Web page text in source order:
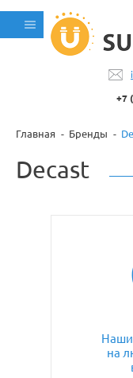
+7
Главная Бренды
Decast
Наши
на